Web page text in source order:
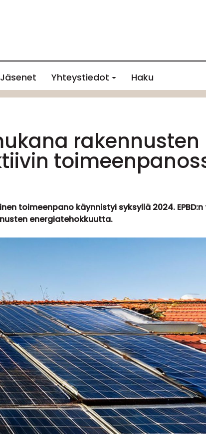
Jäsenet Yhteystiedot Haku
rakennusten
toimeenpano käynnistyi syksyllä 2024.
energiatehokkuutta.